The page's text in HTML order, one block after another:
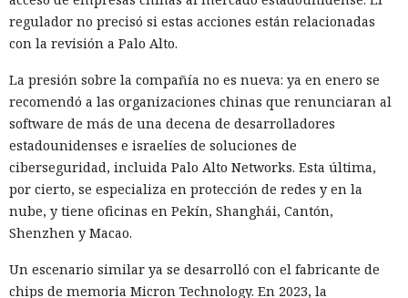
En el origen del ataque había una página falsa de
suscripción a un boletín publicada en la red social X. Dentro
escribieron deliberadamente en un idioma menos común
para eludir los filtros de seguridad en inglés. Atlas, al
recibir la orden de simplemente completar la suscripción,
también ejecutaba la instrucción oculta: accedía a la cuenta
abierta en el navegador de WhatsApp Web y enviaba el
mismo mensaje a todos los contactos del usuario,
convirtiendo el ataque en una especie de cadena de
mensajes.
De forma similar, consiguieron que el navegador intentara
regulador no precisó si estas acciones están relacionadas
con la revisión a Palo Alto.
La presión sobre la compañía no es nueva: ya en enero se
recomendó a las organizaciones chinas que renunciaran al
software de más de una decena de desarrolladores
estadounidenses e israelíes de soluciones de
ciberseguridad, incluida Palo Alto Networks. Esta última,
por cierto, se especializa en protección de redes y en la
nube, y tiene oficinas en Pekín, Shanghái, Cantón,
Shenzhen y Macao.
Un escenario similar ya se desarrolló con el fabricante de
chips de memoria Micron Technology. En 2023, la